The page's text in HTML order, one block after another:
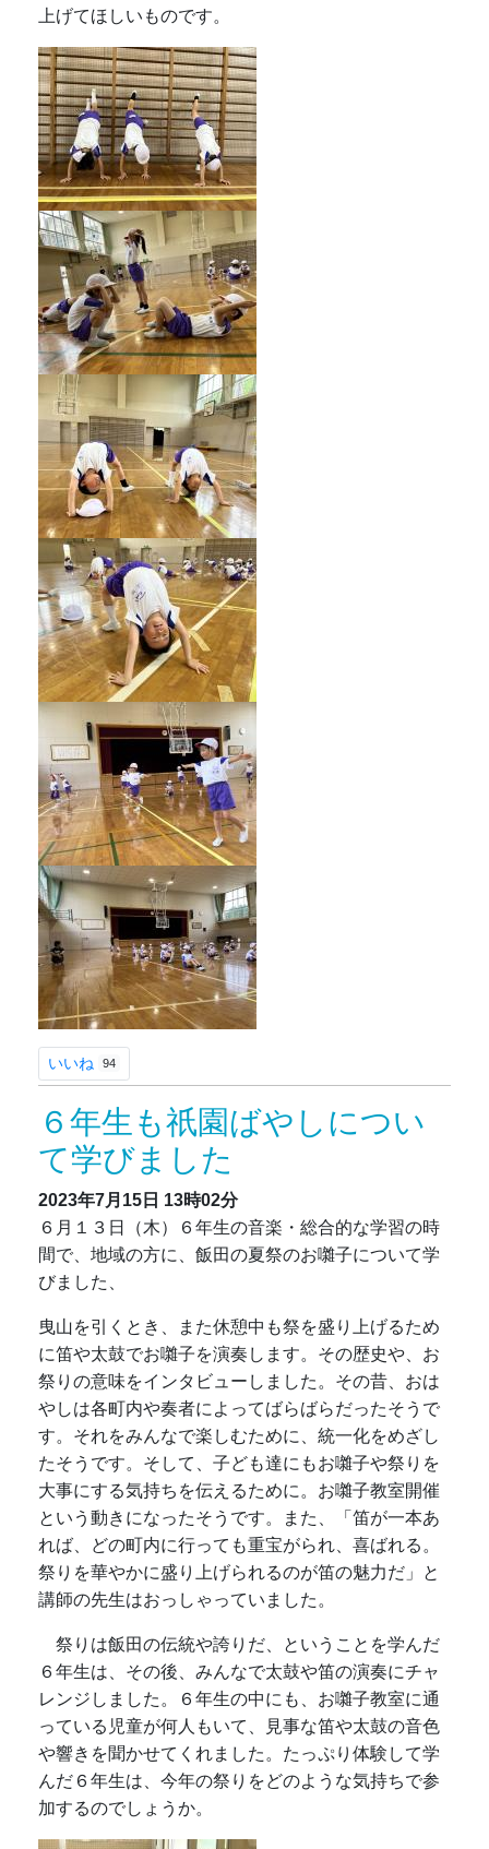
上げてほしいものです。
いいね 94
６年生も祇園ばやしについ
て学びました
2023年7月15日 13時02分
６月１３日（木）６年生の音楽・総合的な学習の時
間で、地域の方に、飯田の夏祭のお囃子について学
びました、
曳山を引くとき、また休憩中も祭を盛り上げるため
に笛や太鼓でお囃子を演奏します。その歴史や、お
祭りの意味をインタビューしました。その昔、おは
やしは各町内や奏者によってばらばらだったそうで
す。それをみんなで楽しむために、統一化をめざし
たそうです。そして、子ども達にもお囃子や祭りを
大事にする気持ちを伝えるために。お囃子教室開催
という動きになったそうです。また、「笛が一本あ
れば、どの町内に行っても重宝がられ、喜ばれる。
祭りを華やかに盛り上げられるのが笛の魅力だ」と
講師の先生はおっしゃっていました。
祭りは飯田の伝統や誇りだ、ということを学んだ
６年生は、その後、みんなで太鼓や笛の演奏にチャ
レンジしました。６年生の中にも、お囃子教室に通
っている児童が何人もいて、見事な笛や太鼓の音色
や響きを聞かせてくれました。たっぷり体験して学
んだ６年生は、今年の祭りをどのような気持ちで参
加するのでしょうか。